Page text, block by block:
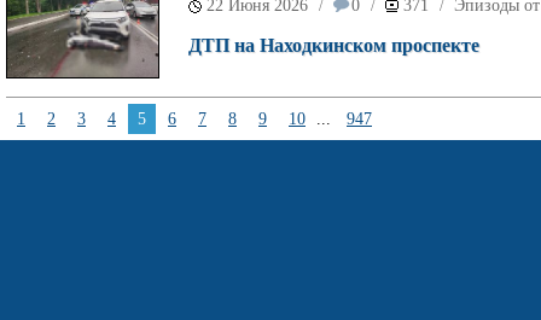
22 Июня 2026 / 0 / 371 / Эпизоды
ДТП на Находкинском проспекте
1 2 3 4 5 6 7 8 9 10 ... 947